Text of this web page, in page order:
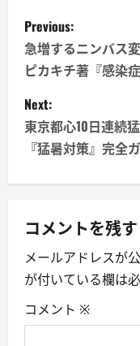
P
o
s
t
n
a
v
i
g
a
Previous:
急増するニンバス
ピカキチ著『感染
Next:
東京都心10日連続
『猛暑対策』完全
コメントを残す
メールアドレスが
が付いている欄は
コメント ※